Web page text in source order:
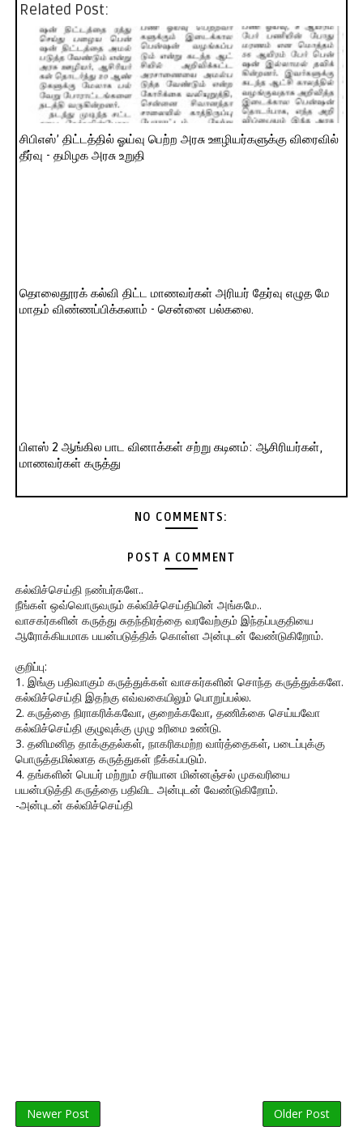
Related Post:
சிபிஎஸ்’ திட்டத்தில் ஓய்வு பெற்ற அரசு ஊழியர்களுக்கு விரைவில்
தீர்வு - தமிழக அரசு உறுதி
தொலைதூரக் கல்வி திட்ட மாணவர்கள் அரியர் தேர்வு எழுத மே
மாதம் விண்ணப்பிக்கலாம் - சென்னை பல்கலை.
பிளஸ் 2 ஆங்கில பாட வினாக்கள் சற்று கடினம்: ஆசிரியர்கள்,
மாணவர்கள் கருத்து
NO COMMENTS:
POST A COMMENT
கல்விச்செய்தி நண்பர்களே..
நீங்கள் ஒவ்வொருவரும் கல்விச்செய்தியின் அங்கமே..
வாசகர்களின் கருத்து சுதந்திரத்தை வரவேற்கும் இந்தப்பகுதியை
ஆரோக்கியமாக பயன்படுத்திக் கொள்ள அன்புடன் வேண்டுகிறோம்.
குறிப்பு:
1. இங்கு பதிவாகும் கருத்துக்கள் வாசகர்களின் சொந்த கருத்துக்களே.
கல்விச்செய்தி இதற்கு எவ்வகையிலும் பொறுப்பல்ல.
2. கருத்தை நிராகரிக்கவோ, குறைக்கவோ, தணிக்கை செய்யவோ
கல்விச்செய்தி குழுவுக்கு முழு உரிமை உண்டு.
3. தனிமனித தாக்குதல்கள், நாகரிகமற்ற வார்த்தைகள், படைப்புக்கு
பொருத்தமில்லாத கருத்துகள் நீக்கப்படும்.
4. தங்களின் பெயர் மற்றும் சரியான மின்னஞ்சல் முகவரியை
பயன்படுத்தி கருத்தை பதிவிட அன்புடன் வேண்டுகிறோம்.
-அன்புடன் கல்விச்செய்தி
Newer Post Older Post